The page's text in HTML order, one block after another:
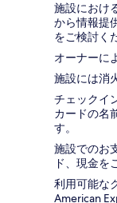
施設におけ
から情報提
をご検討く
オーナーに
施設には消
チェックイ
カードの名
す。
施設でのお
ド、現金を
利用可能な
American